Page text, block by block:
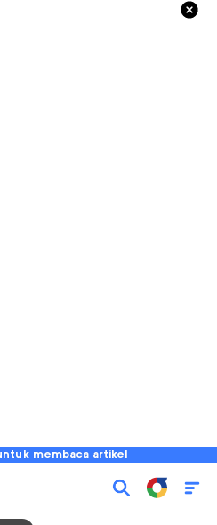
membaca artikel